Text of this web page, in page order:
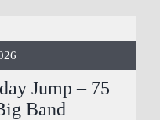
Jump – 75
Band